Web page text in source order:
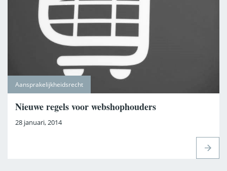
Aansprakelijkheidsrecht
Nieuwe regels voor webshophouders
28 januari, 2014